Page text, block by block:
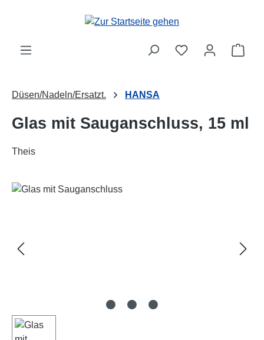
Zum Hauptinhalt springen
Düsen/Nadeln/Ersatzt. HANSA
Glas mit Sauganschluss, 15 ml
Theis
Bildergalerie überspringen